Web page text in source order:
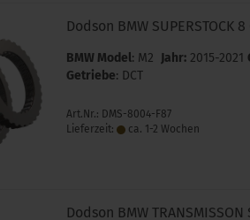
Dodson BMW SUPERSTOCK 8
BMW Model: M2 Jahr: 2015-2021
Getriebe: DCT
Art.Nr.: DMS-8004-F87
Lieferzeit:
ca. 1-2 Wochen
Dodson BMW TRANSMISSON